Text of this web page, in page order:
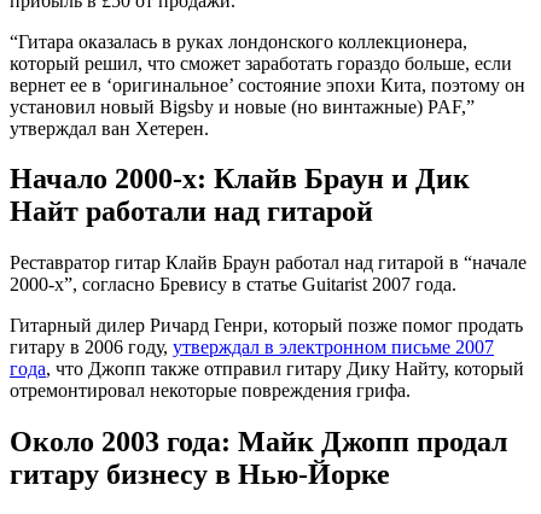
“Гитара оказалась в руках лондонского коллекционера,
который решил, что сможет заработать гораздо больше, если
вернет ее в ‘оригинальное’ состояние эпохи Кита, поэтому он
установил новый Bigsby и новые (но винтажные) PAF,”
утверждал ван Хетерен.
Начало 2000-х: Клайв Браун и Дик
Найт работали над гитарой
Реставратор гитар Клайв Браун работал над гитарой в “начале
2000-х”, согласно Бревису в статье Guitarist 2007 года.
Гитарный дилер Ричард Генри, который позже помог продать
гитару в 2006 году, утверждал в электронном письме 2007
года, что Джопп также отправил гитару Дику Найту, который
отремонтировал некоторые повреждения грифа.
Около 2003 года: Майк Джопп продал
гитару бизнесу в Нью-Йорке